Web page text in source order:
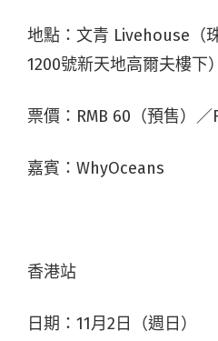
地點：文青 Livehouse（
1200號新天地高爾夫樓下）
票價：RMB 60（預售）／
嘉賓：WhyOceans
香港站
日期：11月2日（週日）